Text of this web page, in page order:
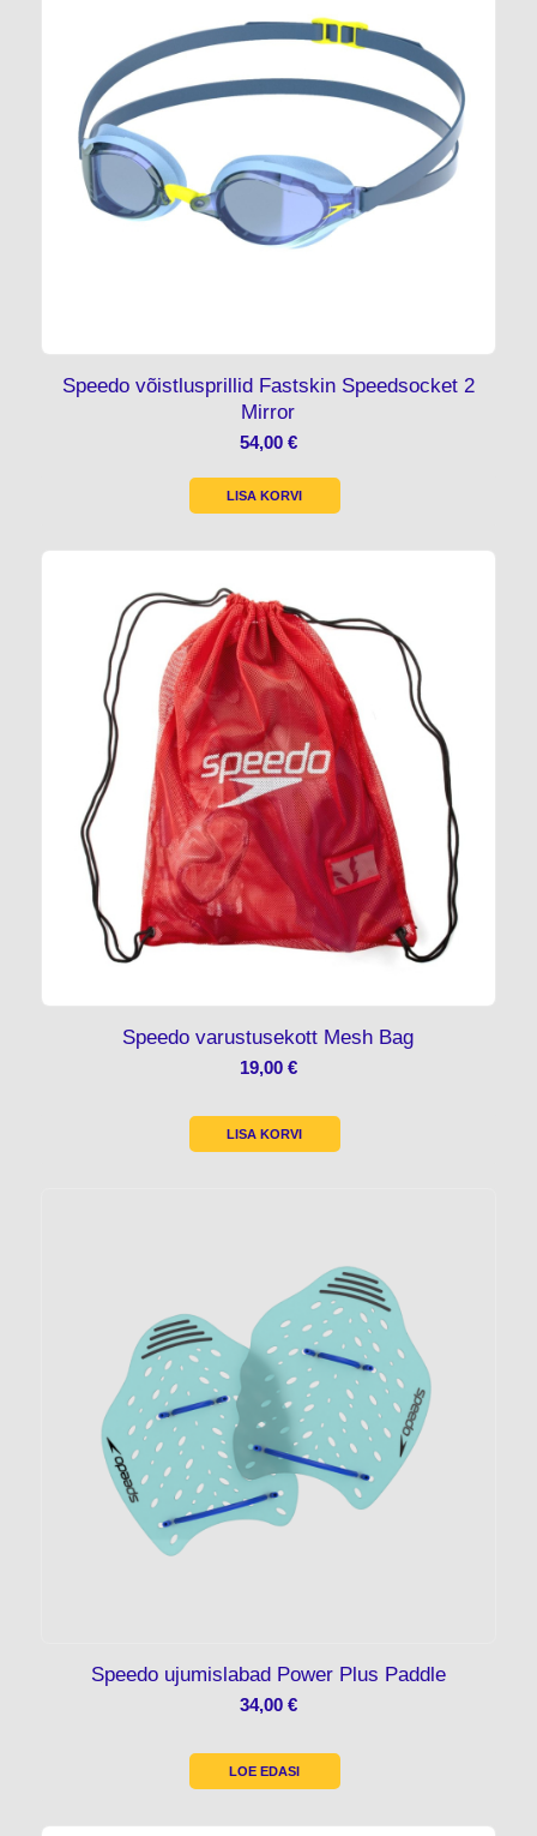
Speedo võistlusprillid Fastskin Speedsocket 2
Mirror
54,00 €
LISA KORVI
Speedo varustusekott Mesh Bag
19,00 €
LISA KORVI
Speedo ujumislabad Power Plus Paddle
34,00 €
LOE EDASI